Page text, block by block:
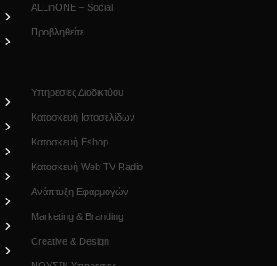
ALLinONE – Social
Προβληθείτε
Υπηρεσίες Διαδικτύου
Κατασκευή Ιστοσελίδων
Κατασκευή Eshop
Κατασκευή Web TV Radio
Ανάπτυξη Εφαρμογών
Marketing & Branding
Creative & Design